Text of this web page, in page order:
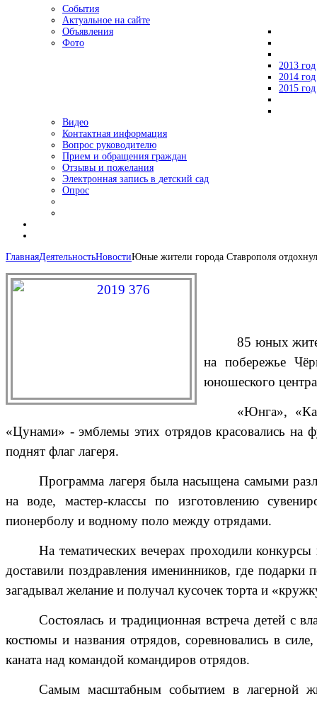
События
Актуальное на сайте
Объявления
Фото
2013 год
2014 год
2015 год
Видео
Контактная информация
Вопрос руководителю
Прием и обращения граждан
Отзывы и пожелания
Электронная запись в детский сад
Опрос
ГлавнаяДеятельностьНовостиЮные жители города Ставрополя
85 юных
на побережье
юношеского
«Юнга»,
«Цунами» - эмблемы этих отрядов красовались на
поднят флаг лагеря.
Программа лагеря была насыщена самыми
на воде, мастер-классы по изготовлению
пионерболу и водному поло между отрядами.
На тематических вечерах проходили
доставили поздравления именинников, где
загадывал желание и получал кусочек торта и
Состоялась и традиционная встреча детей с
костюмы и названия отрядов, соревновались в
каната над командой командиров отрядов.
Самым масштабным событием в лагерной